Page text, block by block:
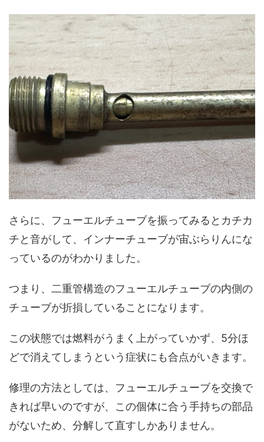
さらに、フューエルチューブを振ってみるとカチカ
チと音がして、インナーチューブが宙ぶらりんにな
っているのがわかりました。
つまり、二重管構造のフューエルチューブの内側の
チューブが折損していることになります。
この状態では燃料がうまく上がっていかず、5分ほ
どで消えてしまうという症状にも合点がいきます。
修理の方法としては、フューエルチューブを交換で
きれば早いのですが、この個体に合う手持ちの部品
がないため、分解して直すしかありません。